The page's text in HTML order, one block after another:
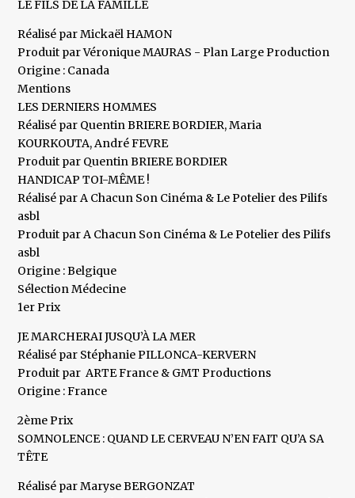
LE FILS DE LA FAMILLE
Réalisé par Mickaël HAMON
Produit par Véronique MAURAS - Plan Large Production
Origine : Canada
Mentions
LES DERNIERS HOMMES
Réalisé par Quentin BRIERE BORDIER, Maria
KOURKOUTA, André FEVRE
Produit par Quentin BRIERE BORDIER
HANDICAP TOI-MÊME !
Réalisé par A Chacun Son Cinéma & Le Potelier des Pilifs
asbl
Produit par A Chacun Son Cinéma & Le Potelier des Pilifs
asbl
Origine : Belgique
Sélection Médecine
1er Prix
JE MARCHERAI JUSQU’À LA MER
Réalisé par Stéphanie PILLONCA-KERVERN
Produit par ARTE France & GMT Productions
Origine : France
2ème Prix
SOMNOLENCE : QUAND LE CERVEAU N’EN FAIT QU’A SA
TÊTE
Réalisé par Maryse BERGONZAT